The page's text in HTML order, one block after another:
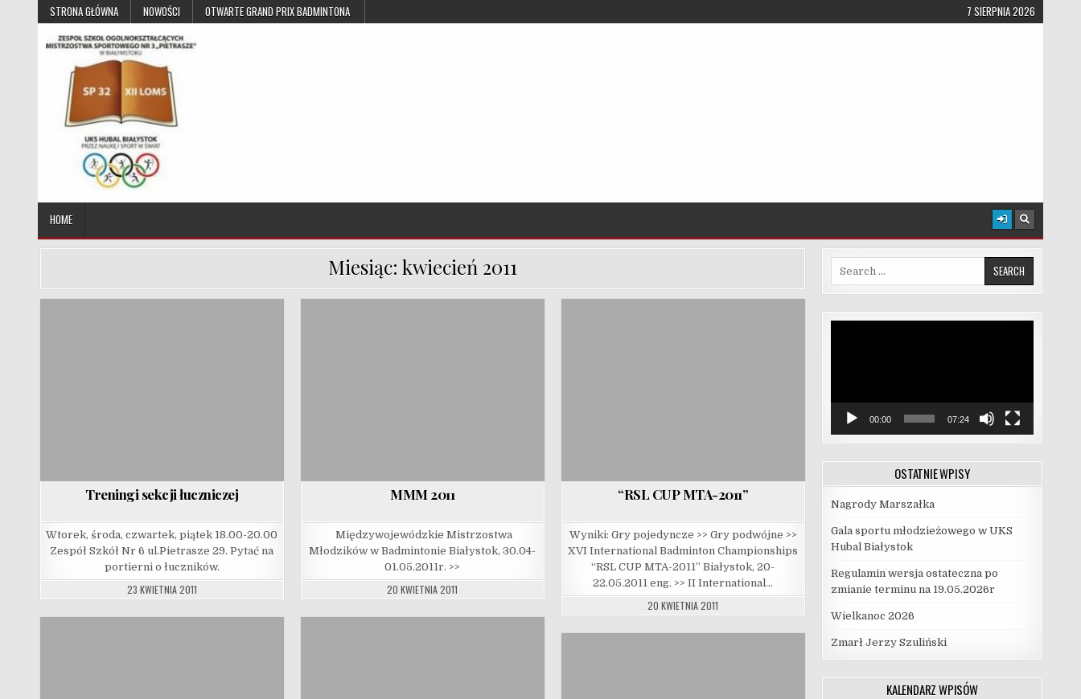
Skip to contentSTRONA GŁÓWNA NOWOŚCI OTWARTE GRAND PRIX BADMINTONA 7 SIERPNIA 2026
UKS Hubal Białystok
HOME
Miesiąc: kwiecień 2011
Treningi sekcji łuczniczej
Wtorek, środa, czwartek, piątek 18.00-20.00
Zespół Szkół Nr 6 ul.Pietrasze 29. Pytać na
portierni o łuczników.
23 KWIETNIA 2011
MMM 2011
Międzywojewódzkie Mistrzostwa
Młodzików w Badmintonie Białystok, 30.04-
01.05.2011r. >>
20 KWIETNIA 2011
“RSL CUP MTA-2011”
Wyniki: Gry pojedyncze >> Gry podwójne >>
XVI International Badminton Championships
“RSL CUP MTA-2011” Białystok, 20-
22.05.2011 eng. >> II International…
20 KWIETNIA 2011
Search for:
00:00 07:24
OSTATNIE WPISY
Nagrody Marszałka
Gala sportu młodzieżowego w UKS
Hubal Białystok
Regulamin wersja ostateczna po
zmianie terminu na 19.05.2026r
Wielkanoc 2026
Zmarł Jerzy Szuliński
KALENDARZ WPISÓW